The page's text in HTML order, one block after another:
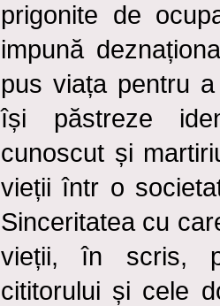
prigonite de
impună
pus viața pentru
își păstreze
cunoscut și
vieții într o
Sinceritatea cu
vieții, în scris,
cititorului și cele